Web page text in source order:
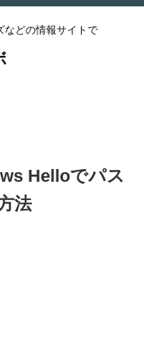
どの情報サイトで
Helloでパス
法